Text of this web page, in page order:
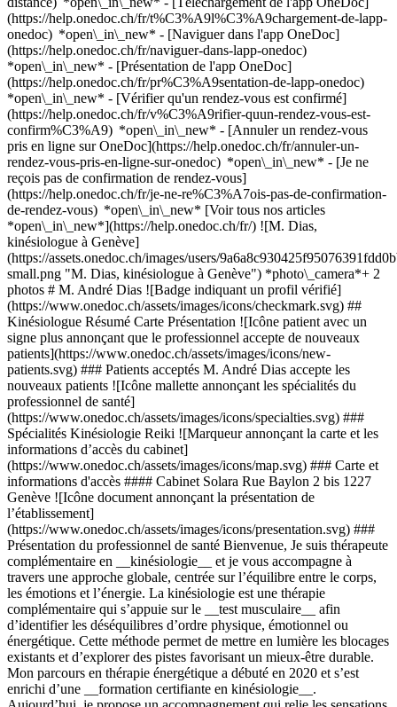
(https://help.onedoc.ch/fr/t%C3%A9l%C3%A9chargement-de-lapp-
onedoc) *open\_in\_new* - [Naviguer dans l'app OneDoc]
(https://help.onedoc.ch/fr/naviguer-dans-lapp-onedoc)
*open\_in\_new* - [Présentation de l'app OneDoc]
(https://help.onedoc.ch/fr/pr%C3%A9sentation-de-lapp-onedoc)
*open\_in\_new* - [Vérifier qu'un rendez-vous est confirmé]
(https://help.onedoc.ch/fr/v%C3%A9rifier-quun-rendez-vous-est-
confirm%C3%A9) *open\_in\_new* - [Annuler un rendez-vous
pris en ligne sur OneDoc](https://help.onedoc.ch/fr/annuler-un-
rendez-vous-pris-en-ligne-sur-onedoc) *open\_in\_new* - [Je ne
reçois pas de confirmation de rendez-vous]
(https://help.onedoc.ch/fr/je-ne-re%C3%A7ois-pas-de-confirmation-
de-rendez-vous) *open\_in\_new* [Voir tous nos articles
*open\_in\_new*](https://help.onedoc.ch/fr/) ![M. Dias,
kinésiologue à Genève]
(https://assets.onedoc.ch/images/users/
small.png "M. Dias, kinésiologue à Genève") *photo\_camera*+ 2
photos # M. André Dias ![Badge indiquant un profil vérifié]
(https://www.onedoc.ch/assets/images/icons/checkmark.svg) ##
Kinésiologue Résumé Carte Présentation ![Icône patient avec un
signe plus annonçant que le professionnel accepte de nouveaux
patients](https://www.onedoc.ch/assets/images/icons/new-
patients.svg) ### Patients acceptés M. André Dias accepte les
nouveaux patients ![Icône mallette annonçant les spécialités du
professionnel de santé]
(https://www.onedoc.ch/assets/images/icons/specialties.svg) ###
Spécialités Kinésiologie Reiki ![Marqueur annonçant la carte et les
informations d’accès du cabinet]
(https://www.onedoc.ch/assets/images/icons/map.svg) ### Carte et
informations d'accès #### Cabinet Solara Rue Baylon 2 bis 1227
Genève ![Icône document annonçant la présentation de
l’établissement]
(https://www.onedoc.ch/assets/images/icons/presentation.svg) ###
Présentation du professionnel de santé Bienvenue, Je suis thérapeute
complémentaire en __kinésiologie__ et je vous accompagne à
travers une approche globale, centrée sur l’équilibre entre le corps,
les émotions et l’énergie. La kinésiologie est une thérapie
complémentaire qui s’appuie sur le __test musculaire__ afin
d’identifier les déséquilibres d’ordre physique, émotionnel ou
énergétique. Cette méthode permet de mettre en lumière les blocages
existants et d’explorer des pistes favorisant un mieux-être durable.
Mon parcours en thérapie énergétique a débuté en 2020 et s’est
enrichi d’une __formation certifiante en kinésiologie__.